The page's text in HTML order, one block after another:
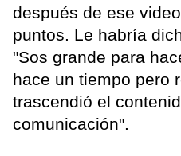
después de ese
puntos. Le habría
"Sos grande para
hace un tiempo pero
trascendió el
comunicación".